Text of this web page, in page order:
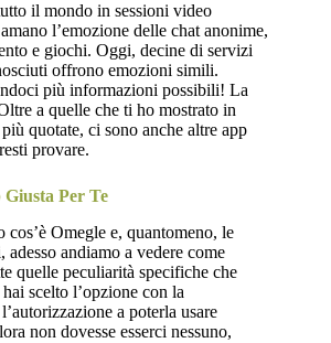
il mondo in sessioni video
l’emozione delle chat anonime,
e giochi. Oggi, decine di servizi
offrono emozioni simili.
più informazioni possibili! La
a quelle che ti ho mostrato in
quotate, ci sono anche altre app
provare.
Giusta Per Te
Omegle e, quantomeno, le
andiamo a vedere come
quelle peculiarità specifiche che
scelto l’opzione con la
a poterla usare
non dovesse esserci nessuno,